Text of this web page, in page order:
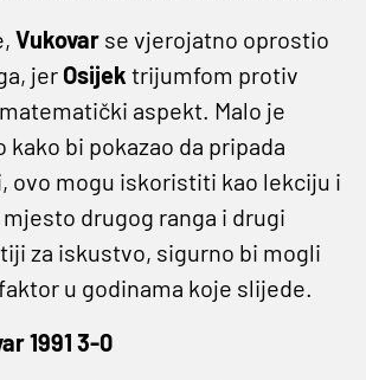
Vukovar se vjerojatno oprostio
jer Osijek trijumfom protiv
aspekt. Malo je
kako bi pokazao da pripada
ovo mogu iskoristiti kao lekciju i
drugog ranga i drugi
za iskustvo, sigurno bi mogli
u godinama koje slijede.
1991 3-0